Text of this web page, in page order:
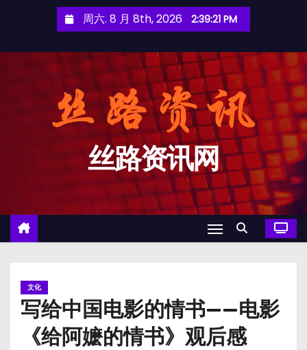
周六. 8 月 8th, 2026 2:39:22 PM
丝路资讯网
文化
写给中国电影的情书——电影
《给阿嬷的情书》观后感